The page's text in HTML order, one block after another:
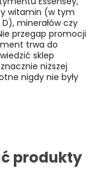
witamin (w tym
minerałów czy
przegap promocji
trwa do
sklep
niższej
nigdy nie były
produkty